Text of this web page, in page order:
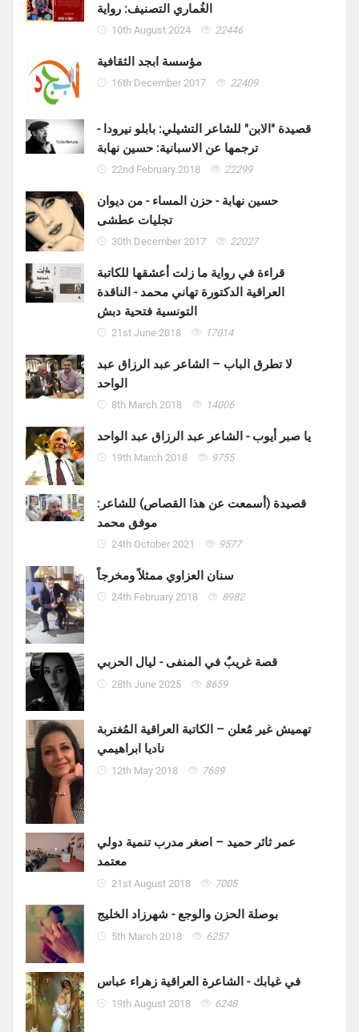
الغُماري التصنيف: رواية
10th August 2024 22446
مؤسسة ابجد الثقافية
16th December 2017 22409
قصيدة "الابن" للشاعر التشيلي: بابلو نيرودا -
ترجمها عن الاسبانية: حسين نهابة
22nd February 2018 22299
حسين نهابة - حزن المساء - من ديوان
تجليات عطشى
30th December 2017 22027
قراءة في رواية ما زلت أعشقها للكاتبة
العراقية الدكتورة تهاني محمد - الناقدة
التونسية فتحية دبش
21st June 2018 17014
لا تطرق الباب – الشاعر عبد الرزاق عبد
الواحد
8th March 2018 14006
يا صبر أيوب - الشاعر عبد الرزاق عبد الواحد
19th March 2018 9755
قصيدة (أسمعت عن هذا القصاص) للشاعر:
موفق محمد
24th October 2021 9577
سنان العزاوي ممثلاً ومخرجاً
24th February 2018 8982
قصة غريبٌ في المنفى - ليال الحربي
28th June 2025 8659
تهميش غير مُعلن – الكاتبة العراقية المُغتربة
ناديا ابراهيمي
12th May 2018 7689
عمر ثائر حميد – اصغر مدرب تنمية دولي
معتمد
21st August 2018 7005
بوصلة الحزن والوجع - شهرزاد الخليج
5th March 2018 6257
في غيابك - الشاعرة العراقية زهراء عباس
19th August 2018 6248